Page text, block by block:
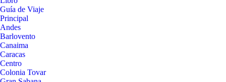
Guía de Viaje
Principal
Andes
Barlovento
Canaima
Caracas
Centro
Colonia Tovar